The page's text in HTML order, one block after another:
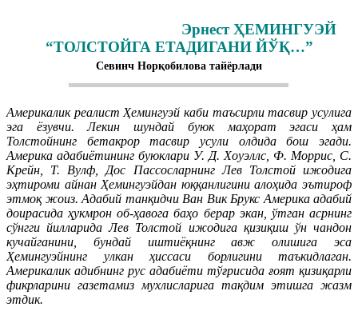
Эрнест ҲЕМИНГУЭЙ
“ТОЛСТОЙГА ЕТАДИГАНИ ЙЎҚ…”
Севинч Норқобилова тайёрлади
Америкалик реалист Ҳемингуэй каби таъсирли тасвир усулига
эга ёзувчи. Лекин шундай буюк маҳорат эгаси ҳам
Толстойнинг бетакрор тасвир усули олдида бош эгади.
Америка адабиётининг буюклари У. Д. Хоуэллс, Ф. Моррис, С.
Крейн, Т. Вулф, Дос Пассосларнинг Лев Толстой ижодига
эҳтироми айнан Ҳемингуэйдан юққанлигини алоҳида эътироф
этмоқ жоиз. Адабий танқидчи Ван Вик Брукс Америка адабий
доирасида ҳукмрон об-ҳавога баҳо берар экан, ўтган асрнинг
сўнгги йилларида Лев Толстой ижодига қизиқиш ўн чандон
кучайганини, бундай иштиёқнинг авж олишига эса
Ҳемингуэйнинг улкан ҳиссаси борлигини таъкидлаган.
Америкалик адибнинг рус адабиёти тўғрисида ғоят қизиқарли
фикрларини газетамиз мухлисларига тақдим этишга жазм
этдик.